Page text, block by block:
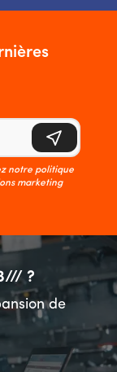
S'inscrire
notre politique
marketing
?
de